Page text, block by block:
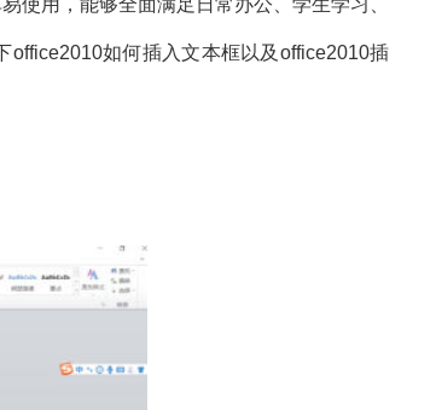
使用，能够全面满足日常办公、学生学习、
如何插入文本框以及office2010插